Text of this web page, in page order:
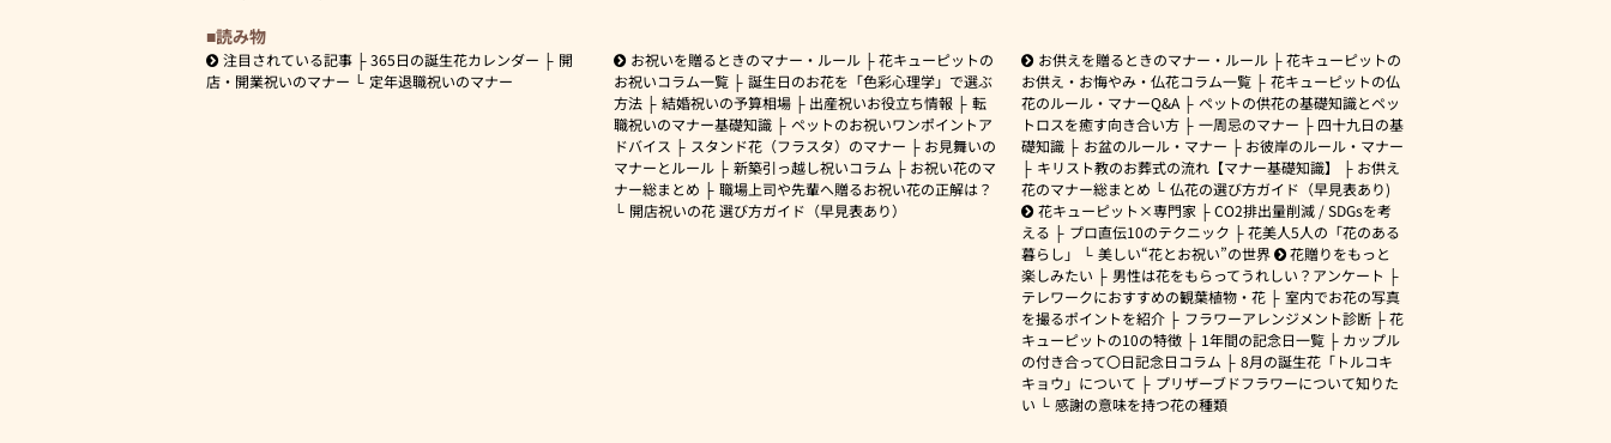
読み物
注目されている記事 365日の誕生花カレンダー
開
店・開業祝いのマナー
定年退職祝いのマナー
お祝いを贈るときのマナー・ルール
花キューピットの
お祝いコラム一覧
誕生日のお花を「色彩心理学」で選ぶ
方法
結婚祝いの予算相場 出産祝いお役立ち情報
転
職祝いのマナー基礎知識
ペットのお祝いワンポイントア
ドバイス
スタンド花（フラスタ）のマナー
お見舞いの
マナーとルール
新築引っ越し祝いコラム
お祝い花のマ
ナー総まとめ
職場上司や先輩へ贈るお祝い花の正解は？
開店祝いの花 選び方ガイド（早見表あり）
お供えを贈るときのマナー・ルール
花キューピットの
お供え・お悔やみ・仏花コラム一覧
花キューピットの仏
花のルール・マナーQ&A
ペットの供花の基礎知識とペッ
トロスを癒す向き合い方
一周忌のマナー
四十九日の基
礎知識
お盆のルール・マナー
お彼岸のルール・マナー
キリスト教のお葬式の流れ【マナー基礎知識】
お供え
花のマナー総まとめ
仏花の選び方ガイド（早見表あり)
花キューピット×専門家
CO2排出量削減 / SDGsを考
える
プロ直伝10のテクニック
花美人5人の「花のある
暮らし」
美しい“花とお祝い”の世界
花贈りをもっと
楽しみたい
男性は花をもらってうれしい？アンケート
テレワークにおすすめの観葉植物・花
室内でお花の写真
を撮るポイントを紹介
フラワーアレンジメント診断
花
キューピットの10の特徴
1年間の記念日一覧
カップル
の付き合って〇日記念日コラム
8月の誕生花「トルコキ
キョウ」について
プリザーブドフラワーについて知りた
い
感謝の意味を持つ花の種類